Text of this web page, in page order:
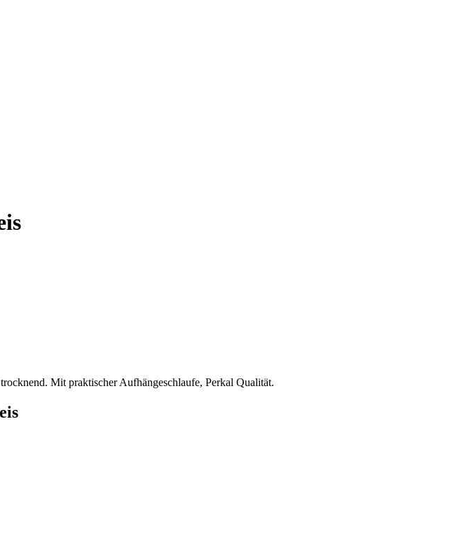
Mit praktischer Aufhängeschlaufe, Perkal Qualität.